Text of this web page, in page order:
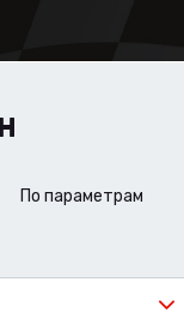
По параметрам